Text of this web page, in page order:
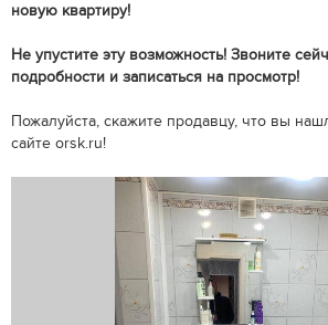
новую квартиру!
Не упустите эту возможность! Звоните
подробности и записаться на просмотр!
Пожалуйста, скажите продавцу, что вы
сайте orsk.ru!